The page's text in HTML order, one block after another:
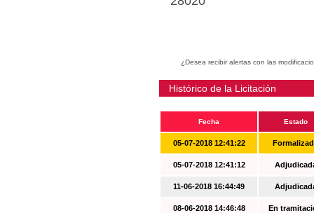
¿Desea recibir alertas con las
Histórico de la Licitación
Fecha Estado
05-07-2018 12:41:22
05-07-2018 12:41:12
11-06-2018 16:44:49
08-06-2018 14:46:48 En